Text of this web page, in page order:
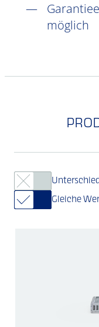
möglich
Gleiche